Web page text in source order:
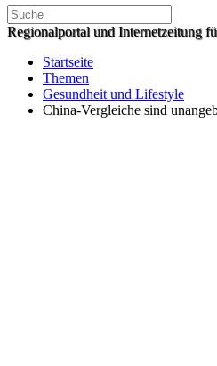
Regionalportal und Internetzeitung
Startseite
Themen
Gesundheit und Lifestyle
China-Vergleiche sind